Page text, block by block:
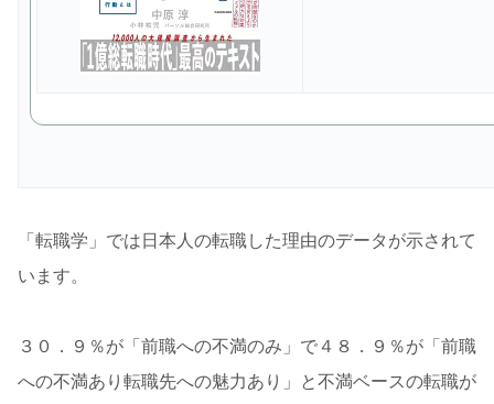
「転職学」では日本人の転職した理由のデータが示されて
います。
３０．９％が「前職への不満のみ」で４８．９％が「前職
への不満あり転職先への魅力あり」と不満ベースの転職が